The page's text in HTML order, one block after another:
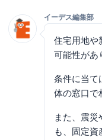
イーデス編集部
住宅用地や
可能性があ
条件に当て
体の窓口で
また、震
も、固定